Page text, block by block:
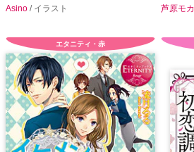
Asino / イラスト
芦原モカ
エタニティ・赤